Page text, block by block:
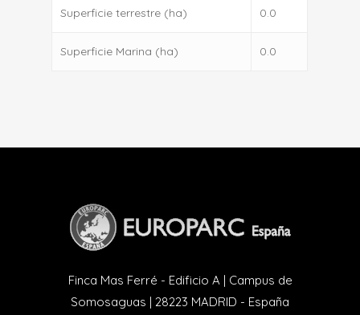
Superficie terrestre (ha) 0.0
Superficie Marina (ha) 0.0
Finca Mas Ferré - Edificio A | Campus de
Somosaguas | 28223 MADRID - España